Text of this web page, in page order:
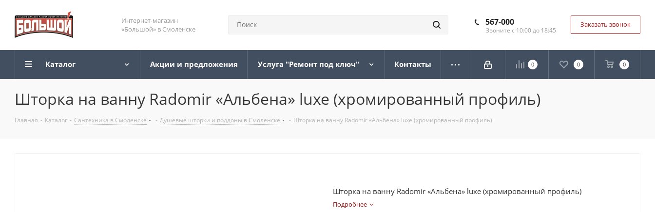
Интернет-магазин
«Большой» в Смоленске
567-000
Звоните с 10:00 до 18:45
Заказать звонок
0 0 0
Каталог Акции и предложения Услуга "Ремонт под ключ" Контакты
Шторка на ванну Radomir «Альбена» luxe (хромированный профиль)
Главная - Каталог - Сантехника в Смоленске - Душевые шторки и поддоны в Смоленске - Шторка на ванну Radomir «Альбена» luxe (хромированный профиль)
Шторка на ванну Radomir «Альбена» luxe (хромированный профиль)
Подробнее